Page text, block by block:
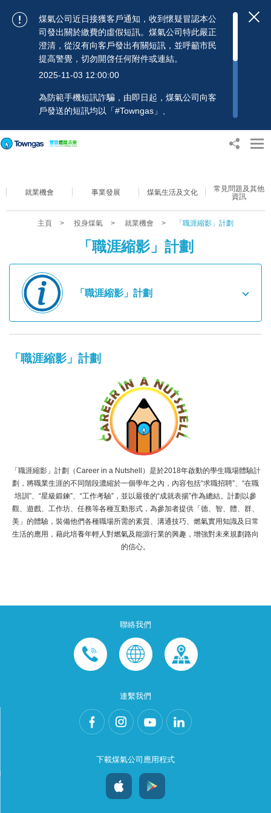
煤氣公司近日接獲客戶通知，收到懷疑冒認本公
司發出關於繳費的虛假短訊。煤氣公司特此嚴正
澄清，從沒有向客戶發出有關短訊，並呼籲市民
提高警覺，切勿開啓任何附件或連結。
2025-11-03 12:00:00
為防範手機短訊詐騙，由即日起，煤氣公司向客
戶發送的短訊均以「#Towngas」、
個人資料，以免蒙受損失。若有任何疑問，可隨
就業機會 事業發展 煤氣生活及文化
常見問題及其他
資訊
主頁 > 投身煤氣 > 就業機會 > 「職涯縮影」計劃
「職涯縮影」計劃
「職涯縮影」計劃
「職涯縮影」計劃
「職涯縮影」計劃（Career in a Nutshell）是於2018年啟動的學生職場體驗計
劃，將職業生涯的不同階段濃縮於一個學年之內，內容包括“求職招聘”、“在職
培訓”、“星級鍛鍊”、“工作考驗”，並以最後的“成就表揚”作為總結。計劃以參
觀、遊戲、工作坊、任務等各種互動形式，為參加者提供「德、智、體、群、
美」的體驗，裝備他們各種職場所需的素質、溝通技巧、燃氣實用知識及日常
生活的應用，藉此培養年輕人對燃氣及能源行業的興趣，增強對未來規劃路向
的信心。​
聯絡我們
連繫我們
下載煤氣公司應用程式